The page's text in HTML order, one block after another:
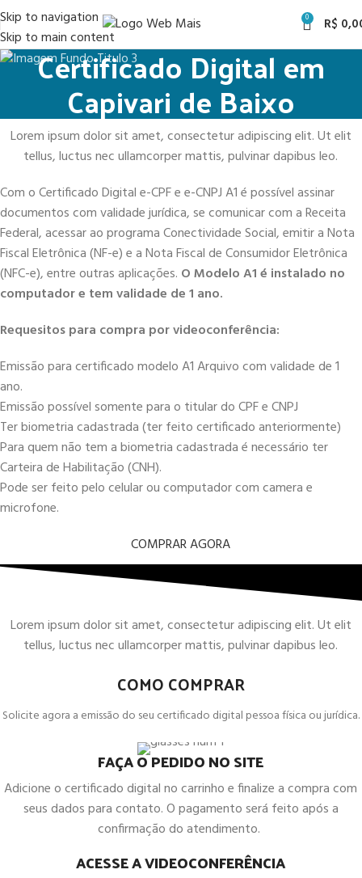
Skip to navigation
Skip to main content
0 R$
Certificado Digital em
Capivari de Baixo
Lorem ipsum dolor sit amet, consectetur adipiscing elit. Ut elit
tellus, luctus nec ullamcorper mattis, pulvinar dapibus leo.
Com o Certificado Digital e-CPF e e-CNPJ A1 é possível assinar
documentos com validade jurídica, se comunicar com a Receita
Federal, acessar ao programa Conectividade Social, emitir a Nota
Fiscal Eletrônica (NF-e) e a Nota Fiscal de Consumidor Eletrônica
(NFC-e), entre outras aplicações. O Modelo A1 é instalado no
computador e tem validade de 1 ano.
Requesitos para compra por videoconferência:
Emissão para certificado modelo A1 Arquivo com validade de 1
ano.
Emissão possível somente para o titular do CPF e CNPJ
Ter biometria cadastrada (ter feito certificado anteriormente)
Para quem não tem a biometria cadastrada é necessário ter
Carteira de Habilitação (CNH).
Pode ser feito pelo celular ou computador com camera e
microfone.
COMPRAR AGORA
Lorem ipsum dolor sit amet, consectetur adipiscing elit. Ut elit
tellus, luctus nec ullamcorper mattis, pulvinar dapibus leo.
COMO COMPRAR
Solicite agora a emissão do seu certificado digital pessoa física ou jurídica.
FAÇA O PEDIDO NO SITE
Adicione o certificado digital no carrinho e finalize a compra com
seus dados para contato. O pagamento será feito após a
confirmação do atendimento.
ACESSE A VIDEOCONFERÊNCIA